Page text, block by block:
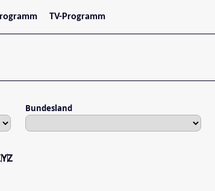
Kino
TV-Programm
Bundesland
YZ